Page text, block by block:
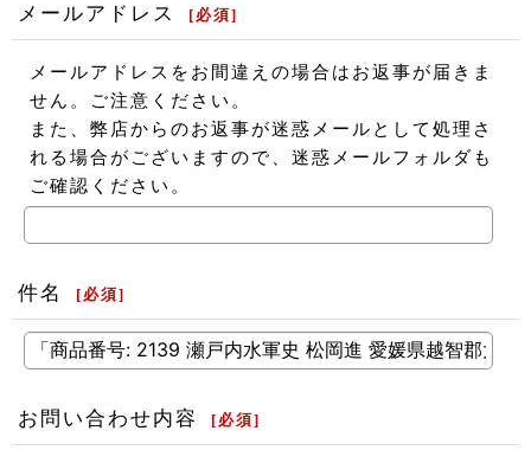
メールアドレス [ 必須]
メールアドレスをお間違えの場合はお返事が届きま
せん。ご注意ください。
また、弊店からのお返事が迷惑メールとして処理さ
れる場合がございますので、迷惑メールフォルダも
ご確認ください。
件名 [ 必須]
お問い合わせ内容 [ 必須]